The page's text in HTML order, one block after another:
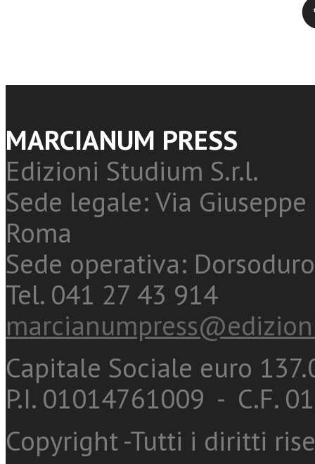
MARCIANUM PRESS
Edizioni Studium S.r.l.
Sede legale: Via
Roma
Sede operativa:
Tel. 041 27 43 914
Capitale Sociale euro
P.I. 01014761009 - C.F.
Copyright -Tutti i diritti